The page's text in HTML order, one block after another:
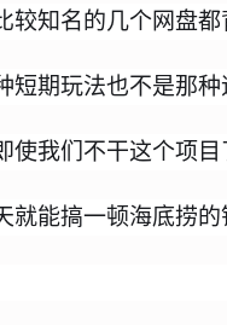
知名的几个网盘都
期玩法也不是那
我们不干这个项
能搞一顿海底捞的